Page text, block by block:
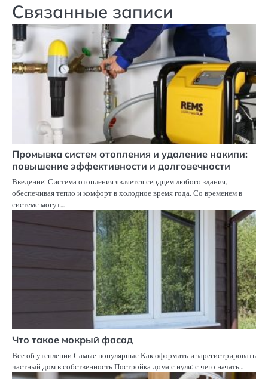
Связанные записи
Промывка систем отопления и удаление накипи:
повышение эффективности и долговечности
Введение: Система отопления является сердцем любого здания,
обеспечивая тепло и комфорт в холодное время года. Со временем в
системе могут…
Что такое мокрый фасад
Все об утеплении Самые популярные Как оформить и зарегистрировать
частный дом в собственность Постройка дома с нуля: с чего начать…